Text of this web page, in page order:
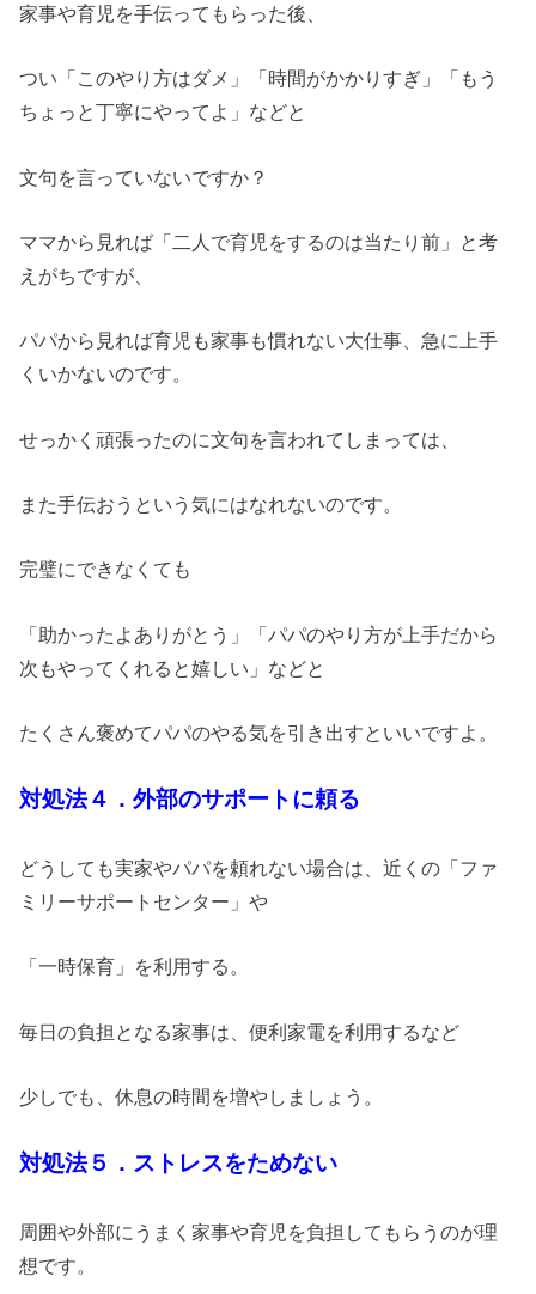
家事や育児を手伝ってもらった後、
つい「このやり方はダメ」「時間がかかりすぎ」「もう
ちょっと丁寧にやってよ」などと
文句を言っていないですか？
ママから見れば「二人で育児をするのは当たり前」と考
えがちですが、
パパから見れば育児も家事も慣れない大仕事、急に上手
くいかないのです。
せっかく頑張ったのに文句を言われてしまっては、
また手伝おうという気にはなれないのです。
完璧にできなくても
「助かったよありがとう」「パパのやり方が上手だから
次もやってくれると嬉しい」などと
たくさん褒めてパパのやる気を引き出すといいですよ。
対処法４．外部のサポートに頼る
どうしても実家やパパを頼れない場合は、近くの「ファ
ミリーサポートセンター」や
「一時保育」を利用する。
毎日の負担となる家事は、便利家電を利用するなど
少しでも、休息の時間を増やしましょう。
対処法５．ストレスをためない
周囲や外部にうまく家事や育児を負担してもらうのが理
想です。